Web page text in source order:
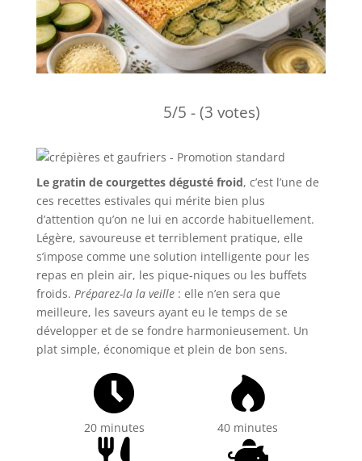
5/5 - (3 votes)
Le gratin de courgettes dégusté froid, c’est l’une de
ces recettes estivales qui mérite bien plus
d’attention qu’on ne lui en accorde habituellement.
Légère, savoureuse et terriblement pratique, elle
s’impose comme une solution intelligente pour les
repas en plein air, les pique-niques ou les buffets
froids. Préparez-la la veille: elle n’en sera que
meilleure, les saveurs ayant eu le temps de se
développer et de se fondre harmonieusement. Un
plat simple, économique et plein de bon sens.
20 minutes 40 minutes